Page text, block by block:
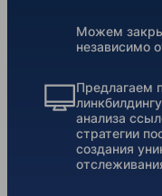
Можем
независимо
Предлагаем
анализа
стратегии
создания